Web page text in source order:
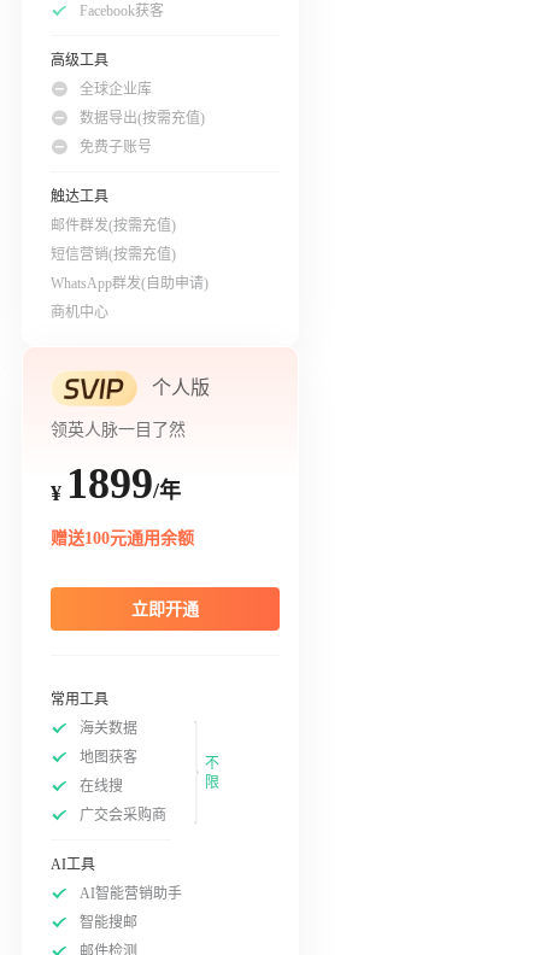
Facebook获客
高级工具
全球企业库
数据导出(按需充值)
免费子账号
触达工具
邮件群发(按需充值)
短信营销(按需充值)
WhatsApp群发(自助申请)
商机中心
个人版
领英人脉一目了然
¥ 1899/年
赠送100元通用余额
立即开通
常用工具
海关数据
地图获客
在线搜
广交会采购商
不
限
AI工具
AI智能营销助手
智能搜邮
邮件检测